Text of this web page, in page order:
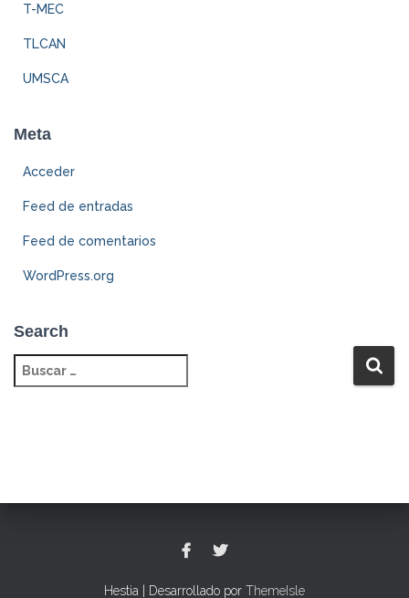
T-MEC
TLCAN
UMSCA
Meta
Acceder
Feed de entradas
Feed de comentarios
WordPress.org
Search
u
Hestia | Desarrollado por ThemeIsle